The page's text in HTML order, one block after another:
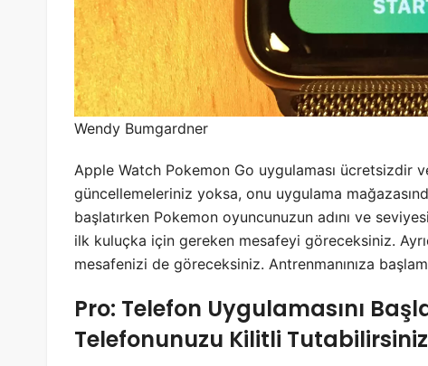
Wendy Bumgardner
Apple Watch Pokemon Go uygulaması ücretsizdir
güncellemeleriniz yoksa, onu uygulama
başlatırken Pokemon oyuncunuzun adını ve
ilk kuluçka için gereken mesafeyi göreceksiniz.
mesafenizi de göreceksiniz. Antrenmanınıza
Pro: Telefon Uygulamasını
Telefonunuzu Kilitli Tutabilirsiniz